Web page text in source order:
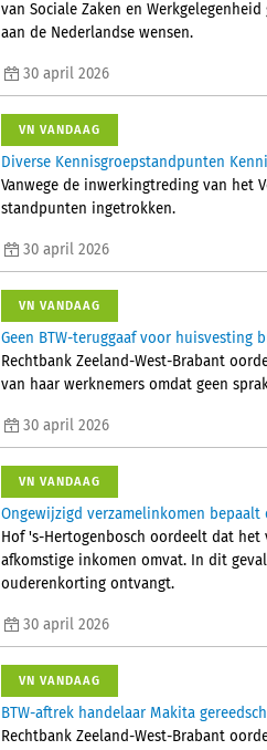
van Sociale Zaken en
aan de Nederlandse wensen.
30 april 2026
VN VANDAAG
Diverse Kennisgroepstandpunten
Vanwege de inwerkingtreding van het
standpunten ingetrokken.
30 april 2026
VN VANDAAG
Geen BTW-teruggaaf voor huisvesting
Rechtbank Zeeland-West-Brabant
van haar werknemers omdat geen
30 april 2026
VN VANDAAG
Ongewijzigd verzamelinkomen
Hof 's-Hertogenbosch oordeelt dat
afkomstige inkomen omvat. In dit
ouderenkorting ontvangt.
30 april 2026
VN VANDAAG
BTW-aftrek handelaar Makita
Rechtbank Zeeland-West-Brabant